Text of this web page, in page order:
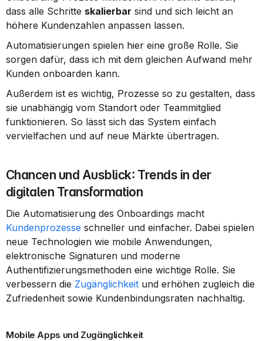
dass alle Schritte skalierbar sind und sich leicht an
höhere Kundenzahlen anpassen lassen.
Automatisierungen spielen hier eine große Rolle. Sie
sorgen dafür, dass ich mit dem gleichen Aufwand mehr
Kunden onboarden kann.
Außerdem ist es wichtig, Prozesse so zu gestalten, dass
sie unabhängig vom Standort oder Teammitglied
funktionieren. So lässt sich das System einfach
vervielfachen und auf neue Märkte übertragen.
Chancen und Ausblick: Trends in der
digitalen Transformation
Kundenprozesse schneller und einfacher. Dabei spielen
neue Technologien wie mobile Anwendungen,
elektronische Signaturen und moderne
Authentifizierungsmethoden eine wichtige Rolle. Sie
verbessern die Zugänglichkeit und erhöhen zugleich die
Zufriedenheit sowie Kundenbindungsraten nachhaltig.
Mobile Apps und Zugänglichkeit